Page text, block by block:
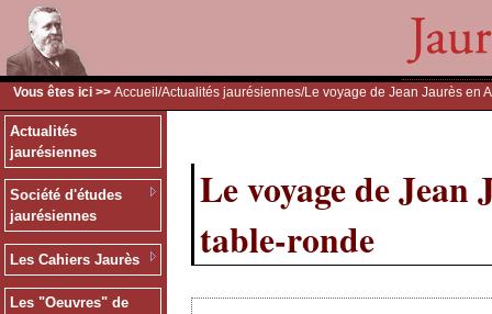
Vous êtes ici >> Accueil /Actualités jaurésiennes/Le voyage de Jean Jaurès en
Actualités
jaurésiennes
Société d'études
jaurésiennes
Les Cahiers Jaurès
Les "Oeuvres" de
Le voyage de
table-ronde